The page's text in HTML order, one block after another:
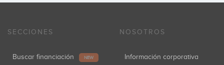
SECCIONES
Buscar financiación NEW
NOSOTROS
Información corporativa